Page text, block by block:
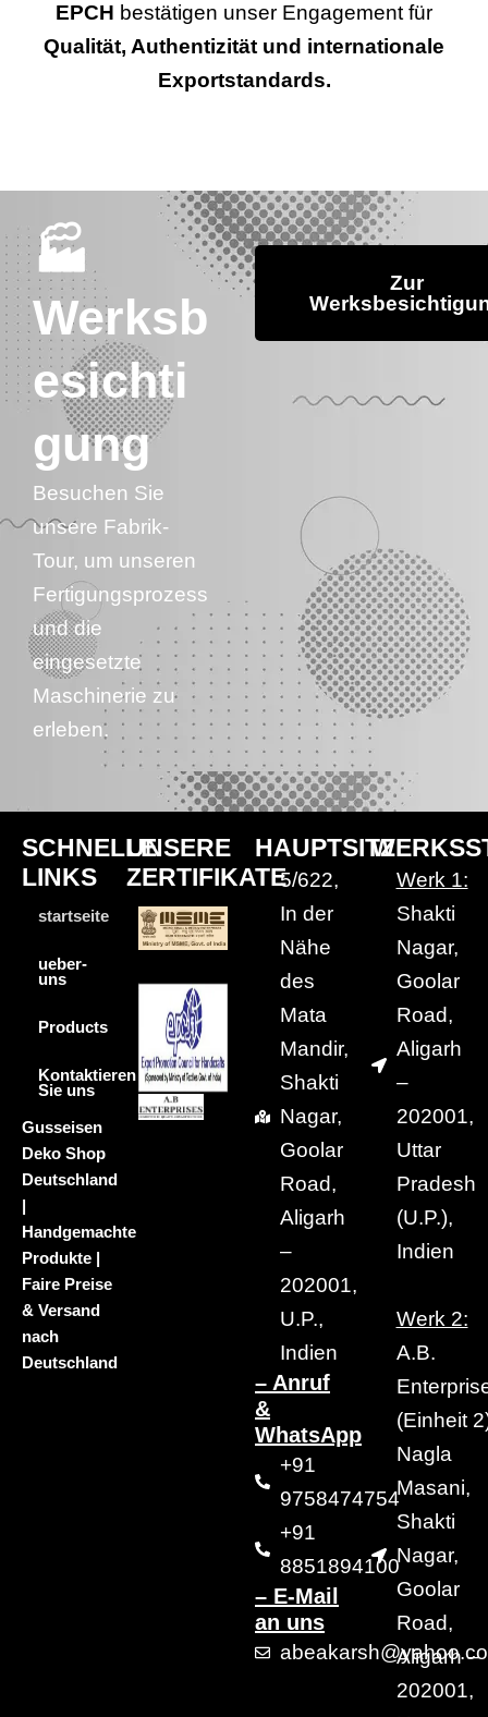
EPCH bestätigen unser Engagement für
Qualität, Authentizität und internationale
Exportstandards.
🏭
Werksb
esichti
gung
Besuchen Sie
unsere Fabrik-
Tour, um unseren
Fertigungsprozess
und die
eingesetzte
Maschinerie zu
erleben.
Zur
SCHNELLE
LINKS
startseite
ueber-
uns
Products
Kontaktieren
Sie uns
Gusseisen
Deko Shop
Deutschland
Handgemachte
Produkte |
Faire Preise
& Versand
nach
Deutschland
UNSERE
ZERTIFIKATE
HAUPTSITZ
5/622,
In der
Nähe
des
Mata
Mandir,
Shakti
Nagar,
Goolar
Road,
Aligarh
–
202001,
U.P.,
Indien
– Anruf
&
WhatsApp
+91
9758474754
+91
8851894100
– E-Mail
an uns
Werk 1:
Shakti
Nagar,
Goolar
Road,
Aligarh
–
202001,
Uttar
Pradesh
(U.P.),
Indien
Werk 2:
A.B.
(Einheit
Nagla
Masani,
Shakti
Nagar,
Goolar
Road,
Aligarh –
202001,